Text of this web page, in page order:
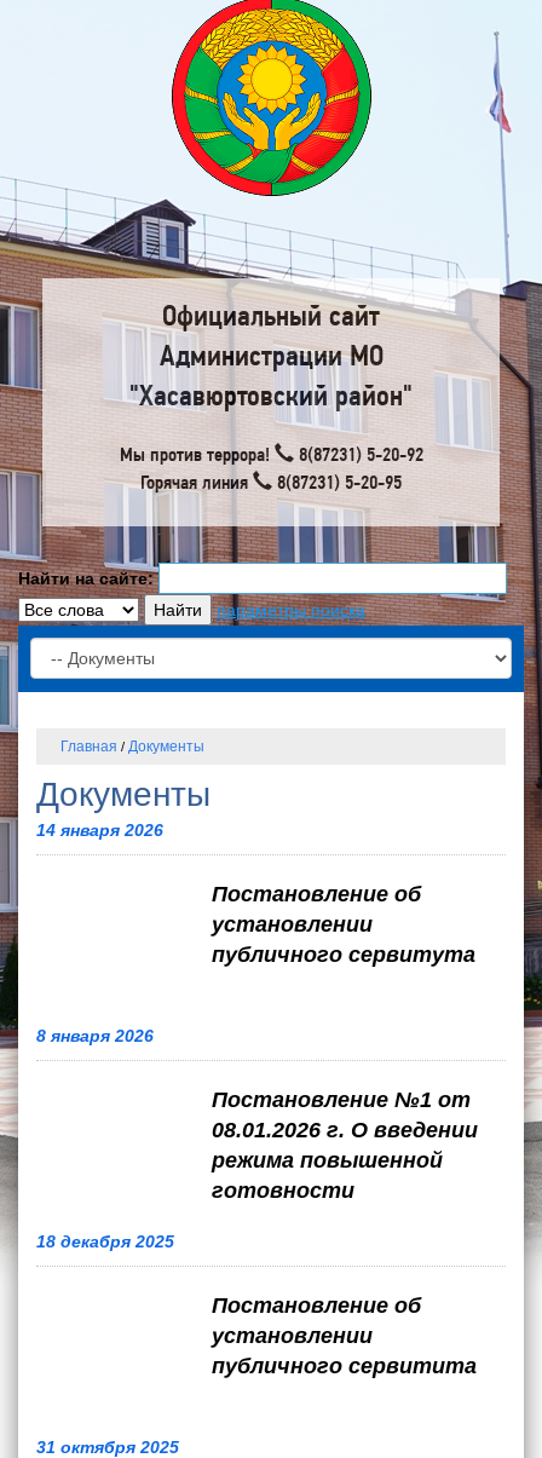
Официальный сайт
Администрации МО
"Хасавюртовский район"
Мы против террора!
8(87231) 5-20-92
Горячая линия
8(87231) 5-20-95
Найти на сайте:
параметры поиска
Главная / Документы
Документы
14 января 2026
Постановление об
установлении
публичного сервитута
8 января 2026
Постановление №1 от
08.01.2026 г. О введении
режима повышенной
готовности
18 декабря 2025
Постановление об
установлении
публичного сервитита
31 октября 2025